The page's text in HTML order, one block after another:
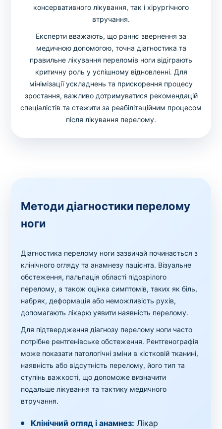
консервативного лікування, так і хірургічного
втручання.
Експерти вважають, що раннє звернення за
медичною допомогою, точна діагностика та
правильне лікування переломів ноги відіграють
критичну роль у успішному відновленні. Для
мінімізації ускладнень та прискорення процесу
зростання, важливо дотримуватися рекомендацій
спеціалістів та стежити за реабілітаційним процесом
після лікування перелому.
Методи діагностики перелому
ноги
Діагностика перелому ноги зазвичай починається з
клінічного огляду та анамнезу пацієнта. Візуальне
обстеження, пальпація області підозрілого
перелому, а також оцінка симптомів, таких як біль,
набряк, деформація або неможливість рухів,
допомагають лікарю уявити наявність перелому.
Для підтвердження діагнозу перелому ноги часто
потрібне рентгенівське обстеження. Рентгенографія
може показати патологічні зміни в кістковій тканині,
наявність або відсутність перелому, його тип та
ступінь важкості, що допоможе визначити
подальше лікування та тактику медичного
втручання.
Клінічний огляд і анамнез: Лікар